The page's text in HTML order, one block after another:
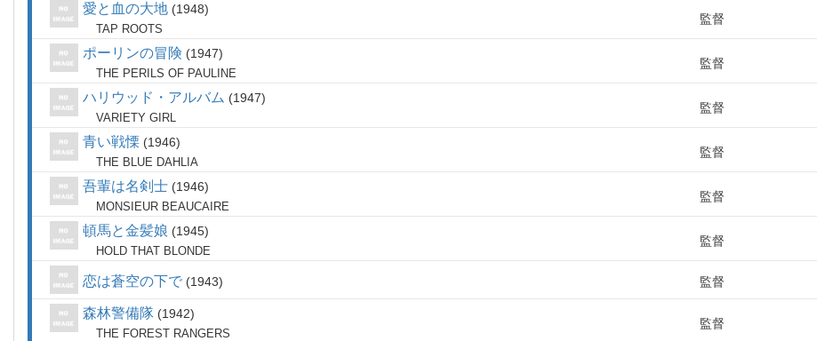
愛と血の大地 1948
TAP ROOTS
監督
ポーリンの冒険 1947
THE PERILS OF PAULINE
監督
ハリウッド・アルバム 1947
VARIETY GIRL
監督
青い戦慄 1946
THE BLUE DAHLIA
監督
吾輩は名剣士 1946
MONSIEUR BEAUCAIRE
監督
頓馬と金髪娘 1945
HOLD THAT BLONDE
監督
恋は蒼空の下で 1943 監督
森林警備隊 1942
THE FOREST RANGERS
監督